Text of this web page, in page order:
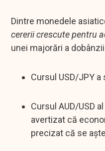
Dintre monedele
cererii crescute pentru
unei majorări a
Cursul USD/JPY
Cursul AUD/USD
avertizat că
precizat că se